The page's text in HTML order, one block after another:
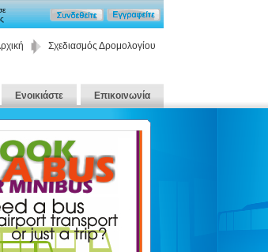
Σχεδιασμός Δρομολογίου
Ενοικιάστε Επικοινωνία